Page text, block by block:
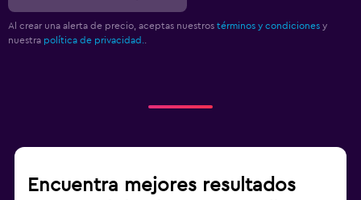
Al crear una alerta de precio, aceptas nuestros términos y condiciones y
nuestra política de privacidad.
Encuentra mejores resultados